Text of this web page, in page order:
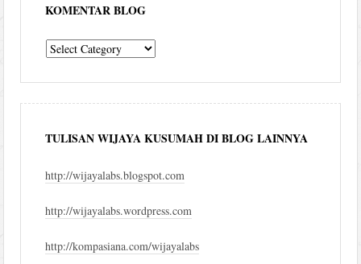
KOMENTAR BLOG
komentar
TULISAN WIJAYA KUSUMAH DI BLOG LAINNYA
http://wijayalabs.blogspot.com
http://wijayalabs.wordpress.com
http://kompasiana.com/wijayalabs